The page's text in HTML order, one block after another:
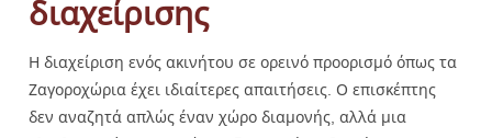
διαχείρισης
Η διαχείριση ενός ακινήτου σε ορεινό προορισμό όπως τα
Ζαγοροχώρια έχει ιδιαίτερες απαιτήσεις. Ο επισκέπτης
δεν αναζητά απλώς έναν χώρο διαμονής, αλλά μια